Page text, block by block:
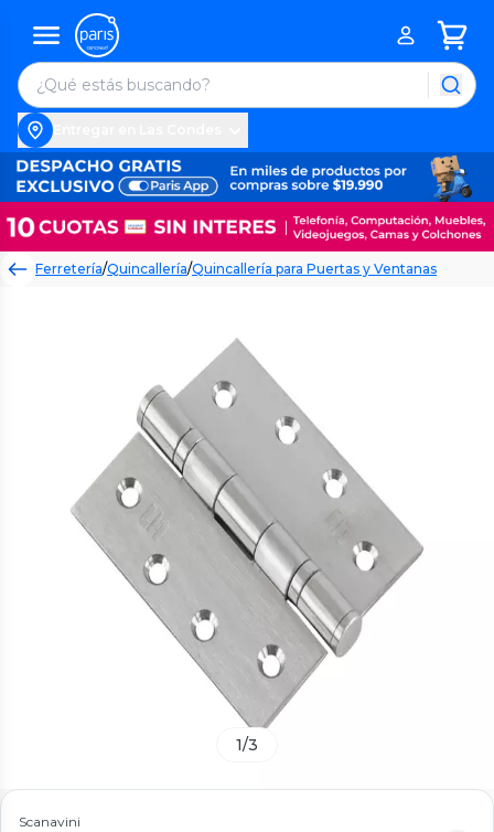
Ferretería/Quincallería/Quincallería para Puertas y Ventanas
1/3
Scanavini